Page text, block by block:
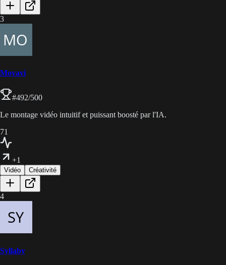
3
Movavi
#492/500
Le montage vidéo intuitif et puissant boosté par l'IA.
71
+1
Vidéo Créativité
4
Syllaby